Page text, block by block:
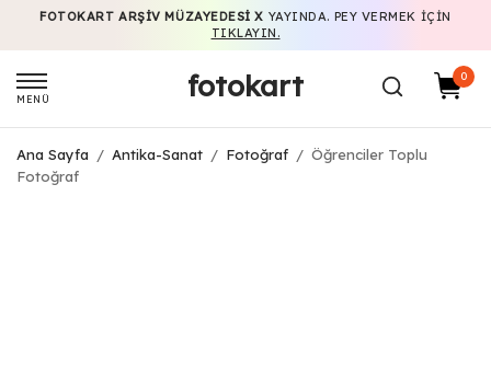
FOTOKART ARŞIV MÜZAYEDESI X YAYINDA. PEY VERMEK IÇIN
TIKLAYIN.
MENÜ fotokart 0
Ana Sayfa / Antika-Sanat / Fotoğraf / Öğrenciler Toplu
Fotoğraf